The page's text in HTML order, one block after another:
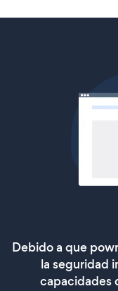
Debido a que
la seguridad
capacidades